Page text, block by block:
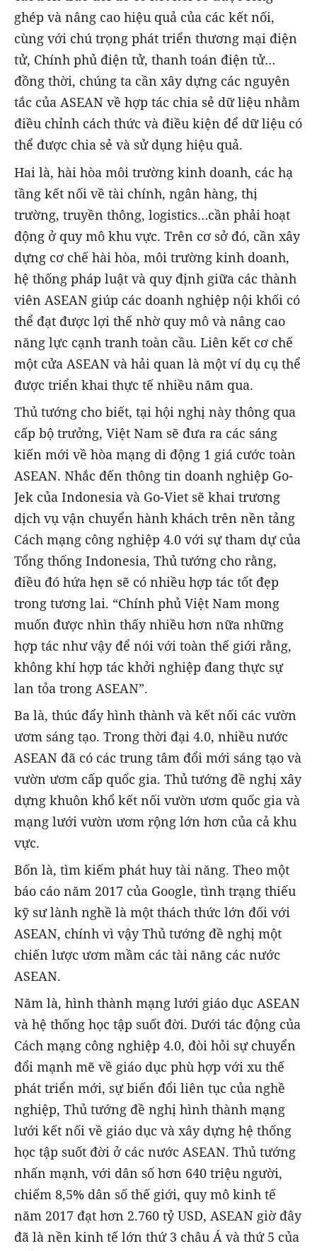
ghép và nâng cao hiệu quả của các kết nối,
cùng với chú trọng phát triển thương mại điện
tử, Chính phủ điện tử, thanh toán điện tử…
đồng thời, chúng ta cần xây dựng các nguyên
tắc của ASEAN về hợp tác chia sẻ dữ liệu nhằm
điều chỉnh cách thức và điều kiện để dữ liệu có
thể được chia sẻ và sử dụng hiệu quả.
Hai là, hài hòa môi trường kinh doanh, các hạ
tầng kết nối về tài chính, ngân hàng, thị
trường, truyền thông, logistics…cần phải hoạt
động ở quy mô khu vực. Trên cơ sở đó, cần xây
dựng cơ chế hài hòa, môi trường kinh doanh,
hệ thống pháp luật và quy định giữa các thành
viên ASEAN giúp các doanh nghiệp nội khối có
thể đạt được lợi thế nhờ quy mô và nâng cao
năng lực cạnh tranh toàn cầu. Liên kết cơ chế
một cửa ASEAN và hải quan là một ví dụ cụ thể
được triển khai thực tế nhiều năm qua.
Thủ tướng cho biết, tại hội nghị này thông qua
cấp bộ trưởng, Việt Nam sẽ đưa ra các sáng
kiến mới về hòa mạng di động 1 giá cước toàn
ASEAN. Nhắc đến thông tin doanh nghiệp Go-
Jek của Indonesia và Go-Viet sẽ khai trương
dịch vụ vận chuyển hành khách trên nền tảng
Cách mạng công nghiệp 4.0 với sự tham dự của
Tổng thống Indonesia, Thủ tướng cho rằng,
điều đó hứa hẹn sẽ có nhiều hợp tác tốt đẹp
trong tương lai. “Chính phủ Việt Nam mong
muốn được nhìn thấy nhiều hơn nữa những
hợp tác như vậy để nói với toàn thế giới rằng,
không khí hợp tác khởi nghiệp đang thực sự
lan tỏa trong ASEAN”.
Ba là, thúc đẩy hình thành và kết nối các vườn
ươm sáng tạo. Trong thời đại 4.0, nhiều nước
ASEAN đã có các trung tâm đổi mới sáng tạo và
vườn ươm cấp quốc gia. Thủ tướng đề nghị xây
dựng khuôn khổ kết nối vườn ươm quốc gia và
mạng lưới vườn ươm rộng lớn hơn của cả khu
vực.
Bốn là, tìm kiếm phát huy tài năng. Theo một
báo cáo năm 2017 của Google, tình trạng thiếu
kỹ sư lành nghề là một thách thức lớn đối với
ASEAN, chính vì vậy Thủ tướng đề nghị một
chiến lược ươm mầm các tài năng các nước
ASEAN.
Năm là, hình thành mạng lưới giáo dục ASEAN
và hệ thống học tập suốt đời. Dưới tác động của
Cách mạng công nghiệp 4.0, đòi hỏi sự chuyển
đổi mạnh mẽ về giáo dục phù hợp với xu thế
phát triển mới, sự biến đổi liên tục của nghề
nghiệp, Thủ tướng đề nghị hình thành mạng
lưới kết nối về giáo dục và xây dựng hệ thống
học tập suốt đời ở các nước ASEAN. Thủ tướng
nhấn mạnh, với dân số hơn 640 triệu người,
chiếm 8,5% dân số thế giới, quy mô kinh tế
năm 2017 đạt hơn 2.760 tỷ USD, ASEAN giờ đây
đã là nền kinh tế lớn thứ 3 châu Á và thứ 5 của